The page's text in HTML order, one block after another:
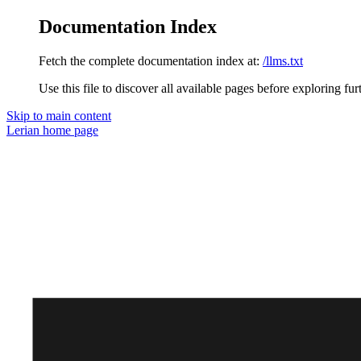
Documentation Index
Fetch the complete documentation index at: /llms.txt
Use this file to discover all available pages before exploring
Skip to main content
Lerian home page